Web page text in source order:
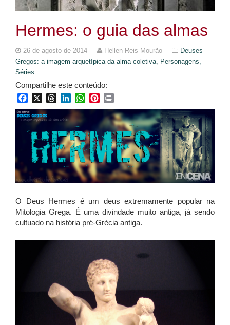
Hermes: o guia das almas
26 de agosto de 2014 Hellen Reis Mourão
Deuses
Gregos: a imagem arquetípica da alma coletiva,
Personagens,
Séries
Compartilhe este conteúdo:
FacebookThreadsLinkedInWhatsApp
Pinterest
O Deus Hermes é um deus extremamente popular na
Mitologia Grega. É uma divindade muito antiga, já sendo
cultuado na história pré-Grécia antiga.